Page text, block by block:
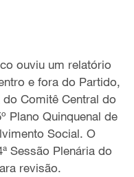
ouviu um relatório
e fora do Partido,
Comitê Central do
Plano Quinquenal de
Social. O
Sessão Plenária do
revisão.